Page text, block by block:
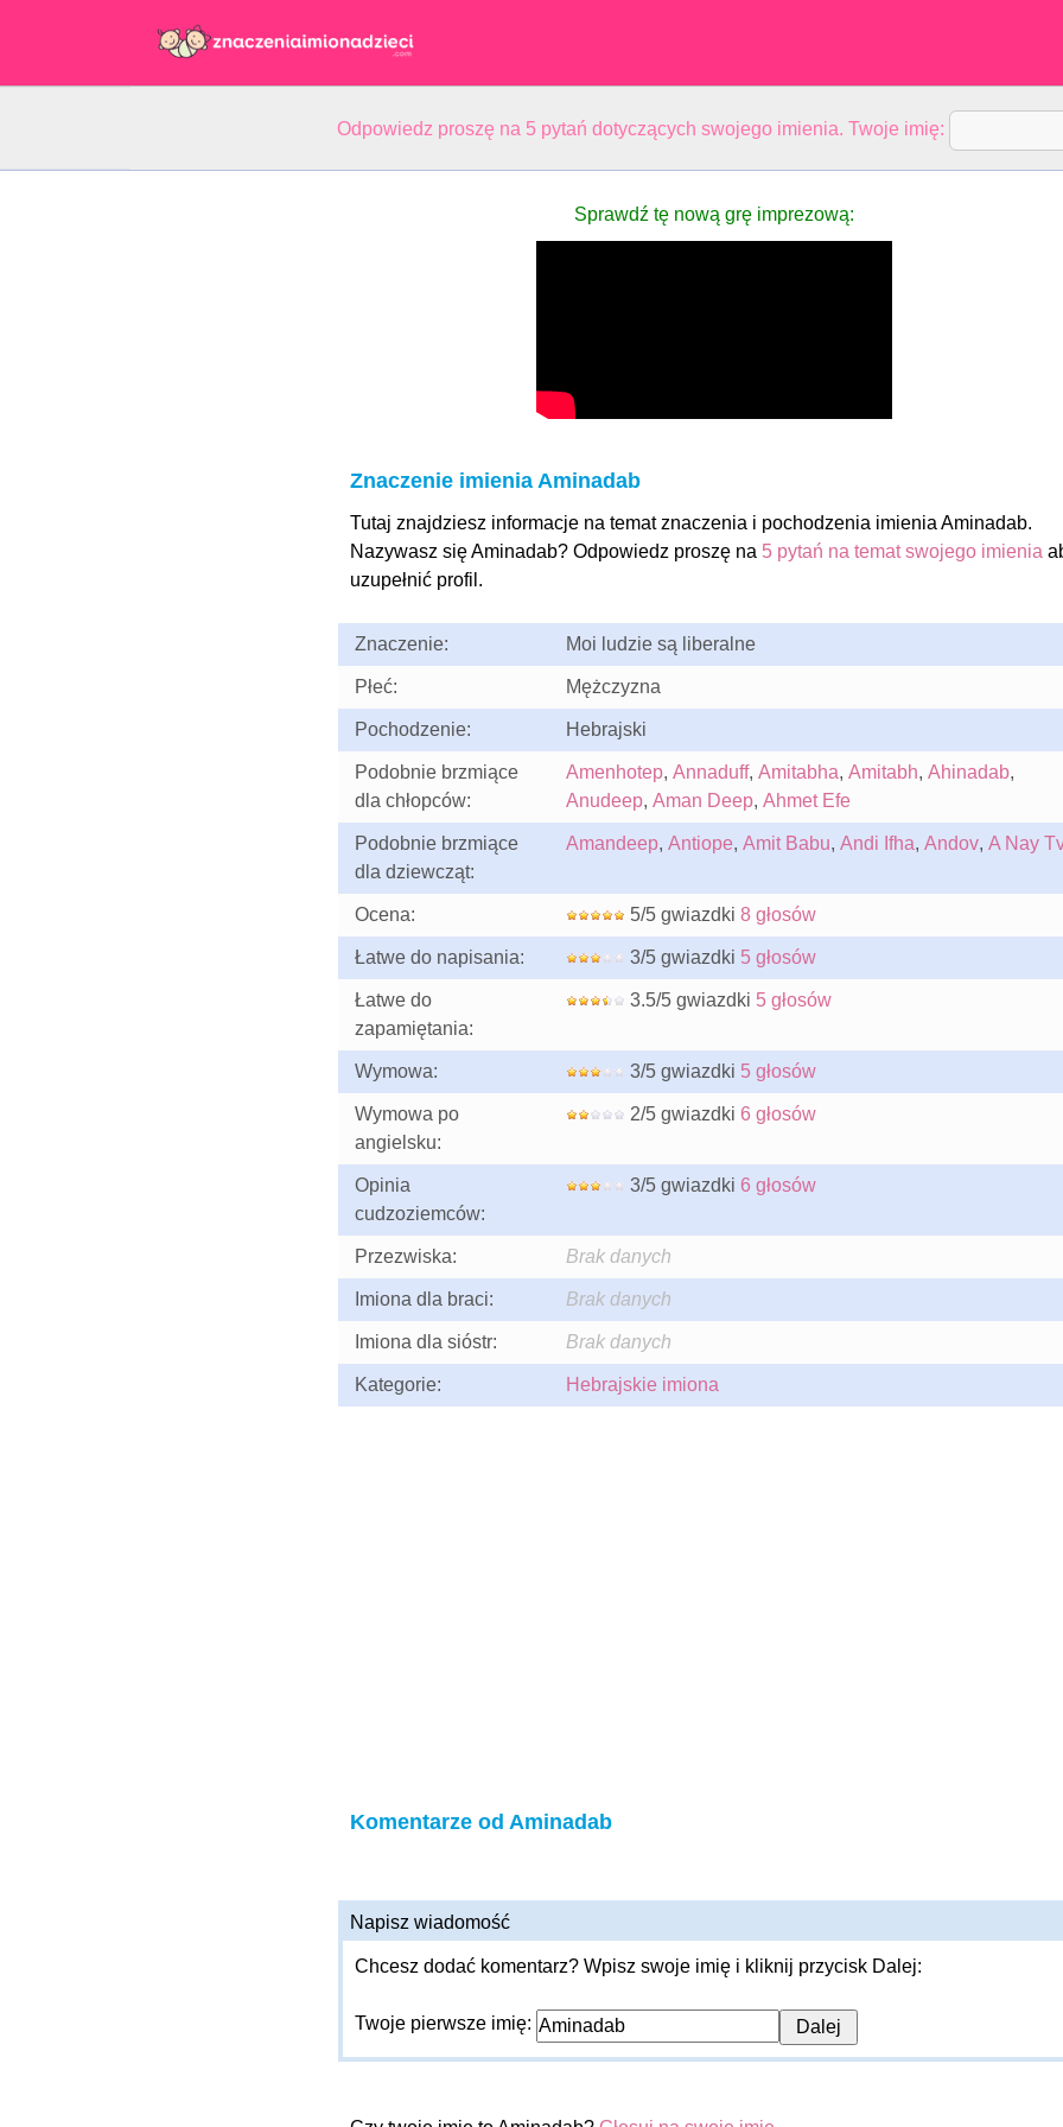
Odpowiedz proszę na 5 pytań dotyczących swojego imienia. Twoje imię:
Sprawdź tę nową grę imprezową:
Znaczenie imienia Aminadab
Tutaj znajdziesz informacje na temat znaczenia i pochodzenia imienia Aminadab.
Nazywasz się Aminadab? Odpowiedz proszę na 5 pytań na temat swojego imienia
uzupełnić profil.
Znaczenie: Moi ludzie są liberalne
Płeć: Mężczyzna
Pochodzenie: Hebrajski
Podobnie brzmiące
dla chłopców:
Amenhotep, Annaduff, Amitabha, Amitabh, Ahinadab,
Anudeep, Aman Deep, Ahmet Efe
Podobnie brzmiące
dla dziewcząt:
Amandeep, Antiope, Amit Babu, Andi Ifha, Andov, A Nay
Ocena: 5/5 gwiazdki 8 głosów
Łatwe do napisania: 3/5 gwiazdki 5 głosów
Łatwe do
zapamiętania:
3.5/5 gwiazdki 5 głosów
Wymowa: 3/5 gwiazdki 5 głosów
Wymowa po
angielsku:
2/5 gwiazdki 6 głosów
Opinia
cudzoziemców:
3/5 gwiazdki 6 głosów
Przezwiska: Brak danych
Imiona dla braci: Brak danych
Imiona dla sióstr: Brak danych
Kategorie: Hebrajskie imiona
Komentarze od Aminadab
Napisz wiadomość
Chcesz dodać komentarz? Wpisz swoje imię i kliknij przycisk Dalej:
Twoje pierwsze imię: